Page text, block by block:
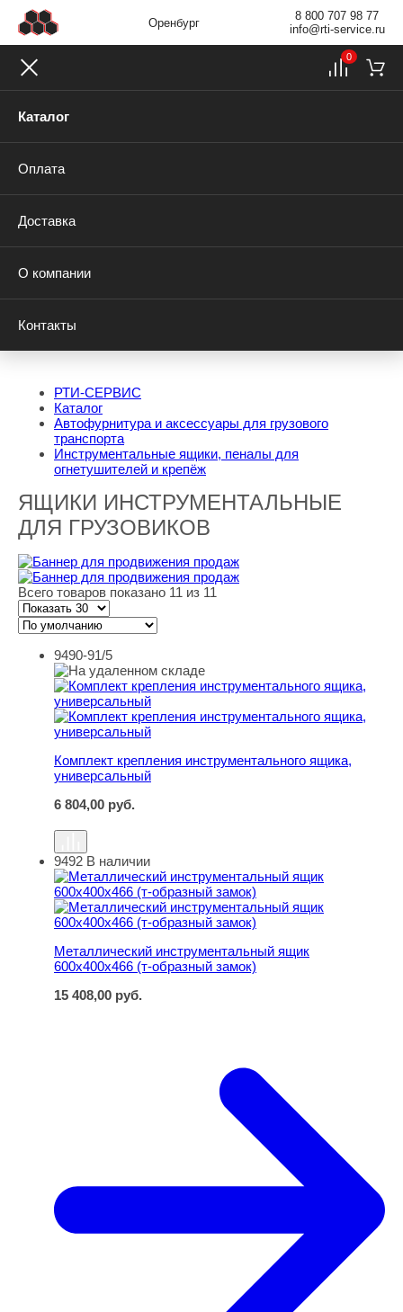
Оренбург
8 800 707 98 77
info@rti-service.ru
Каталог
Оплата
Доставка
О компании
Контакты
0
РТИ-СЕРВИС
Каталог
Автофурнитура и аксессуары для грузового
транспорта
Инструментальные ящики, пеналы для
огнетушителей и крепёж
ЯЩИКИ ИНСТРУМЕНТАЛЬНЫЕ
ДЛЯ ГРУЗОВИКОВ
Всего товаров показано 11 из 11
Комплект крепления инструментального ящика,
9490-91/5
Комплект крепления инструментального ящика,
универсальный
6 804,00 руб.
Металлический инструментальный ящик 600х400х466
9492 В наличии
Металлический инструментальный ящик
600х400х466 (т-образный замок)
15 408,00 руб.